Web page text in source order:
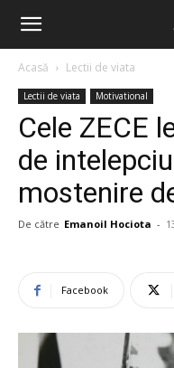
Acasă Lectii de viata
Lectii de viata Motivational
Cele ZECE
de
mostenire
De către Emanoil Hociota -
Facebook